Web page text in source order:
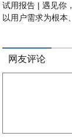
试用报告 | 遇见你
以用户需求为根本
网友评论